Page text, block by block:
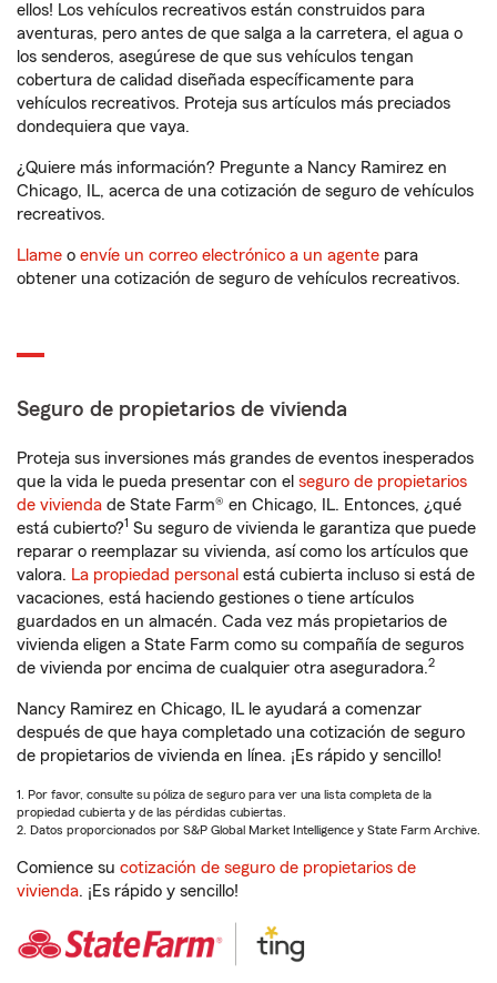
ellos! Los vehículos recreativos están construidos para
aventuras, pero antes de que salga a la carretera, el agua o
los senderos, asegúrese de que sus vehículos tengan
cobertura de calidad diseñada específicamente para
vehículos recreativos. Proteja sus artículos más preciados
dondequiera que vaya.
¿Quiere más información? Pregunte a Nancy Ramirez en
Chicago, IL, acerca de una cotización de seguro de vehículos
recreativos.
Llame o envíe un correo electrónico a un agente para
obtener una cotización de seguro de vehículos recreativos.
Seguro de propietarios de vivienda
Proteja sus inversiones más grandes de eventos inesperados
que la vida le pueda presentar con el seguro de propietarios
de vivienda de State Farm® en Chicago, IL. Entonces, ¿qué
está cubierto?1 Su seguro de vivienda le garantiza que puede
reparar o reemplazar su vivienda, así como los artículos que
valora. La propiedad personal está cubierta incluso si está de
vacaciones, está haciendo gestiones o tiene artículos
guardados en un almacén. Cada vez más propietarios de
vivienda eligen a State Farm como su compañía de seguros
de vivienda por encima de cualquier otra aseguradora.2
Nancy Ramirez en Chicago, IL le ayudará a comenzar
después de que haya completado una cotización de seguro
de propietarios de vivienda en línea. ¡Es rápido y sencillo!
1. Por favor, consulte su póliza de seguro para ver una lista completa de la
propiedad cubierta y de las pérdidas cubiertas.
2. Datos proporcionados por S&P Global Market Intelligence y State Farm Archive.
Comience su cotización de seguro de propietarios de
vivienda. ¡Es rápido y sencillo!